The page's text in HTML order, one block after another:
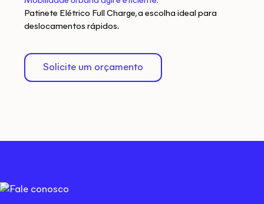
Patinete Elétrico Full Charge, a escolha ideal para
deslocamentos rápidos.
Solicite um orçamento